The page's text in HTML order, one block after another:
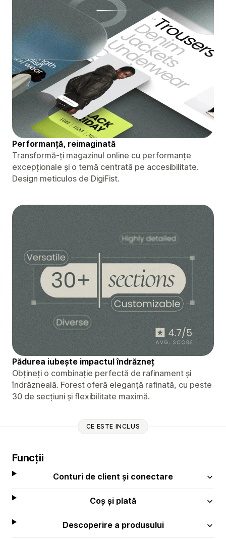
Performanță, reimaginată
Transformă-ți magazinul online cu performanțe
excepționale și o temă centrată pe accesibilitate.
Design meticulos de DigiFist.
Pădurea iubește impactul îndrăzneț
Obțineți o combinație perfectă de rafinament și
îndrăzneală. Forest oferă eleganță rafinată, cu peste
30 de secțiuni și flexibilitate maximă.
CE ESTE INCLUS
Funcții
Conturi de client și conectare
Coș și plată
Descoperire a produsului